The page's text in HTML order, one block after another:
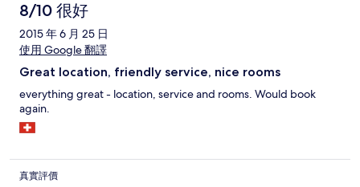
8/10 很好
2015 年 6 月 25 日
使用 Google 翻譯
Great location, friendly service, nice rooms
everything great - location, service and rooms. Would book
again.
真實評價